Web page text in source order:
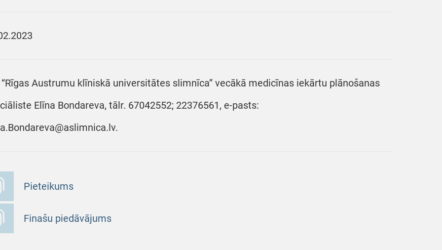
“Rīgas Austrumu klīniskā universitātes slimnīca” vecākā medicīnas iekārtu plānošanas
Elīna Bondareva, tālr. 67042552; 22376561, e-pasts:
Pieteikums
Finašu piedāvājums